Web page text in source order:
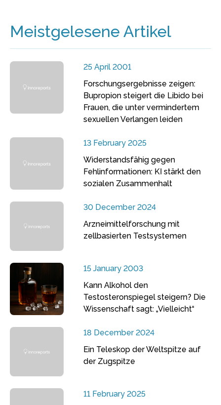
Meistgelesene Artikel
25 April 2001
Forschungsergebnisse zeigen:
Bupropion steigert die Libido bei
Frauen, die unter vermindertem
sexuellen Verlangen leiden
13 February 2025
Widerstandsfähig gegen
Fehlinformationen: KI stärkt den
sozialen Zusammenhalt
30 December 2024
Arzneimittelforschung mit
zellbasierten Testsystemen
15 January 2003
Kann Alkohol den
Testosteronspiegel steigern? Die
Wissenschaft sagt: „Vielleicht“
18 December 2024
Ein Teleskop der Weltspitze auf
der Zugspitze
11 February 2025